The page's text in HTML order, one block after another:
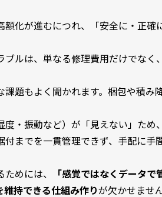
額化が進むにつれ、「安全に・正
ブルは、単なる修理費用だけでな
課題もよく聞かれます。梱包や積み
・振動など）が「見えない」ため
までを一貫管理できず、手配に手
めには、 「感覚ではなくデータ
持できる仕組み作りが欠かせません